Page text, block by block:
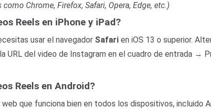
Chrome, Firefox, Safari, Opera, Edge, etc.)
Reels en iPhone y iPad?
usar el navegador Safari en iOS 13 o superior.
URL del video de Instagram en el cuadro de entrada →
Reels en Android?
que funciona bien en todos los dispositivos, incluido